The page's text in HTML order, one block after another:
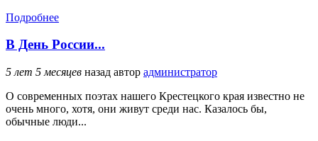
Подробнее
В День России...
5 лет 5 месяцев назад автор администратор
О современных поэтах нашего Крестецкого края известно не
очень много, хотя, они живут среди нас. Казалось бы,
обычные люди...